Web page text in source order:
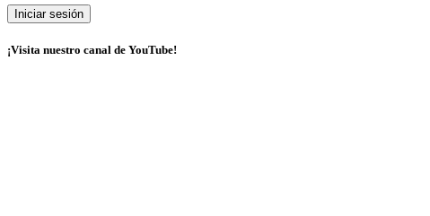
¡Visita nuestro canal de YouTube!